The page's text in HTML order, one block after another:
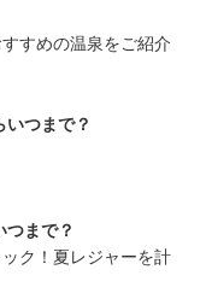
すめの温泉をご紹介
つまで？
まで？
ク！夏レジャーを計